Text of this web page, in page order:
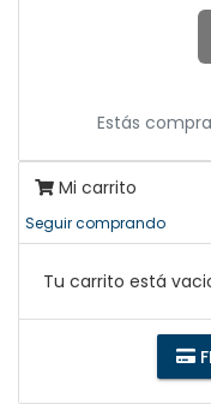
Estás
Mi carrito
Seguir comprando
Tu carrito está